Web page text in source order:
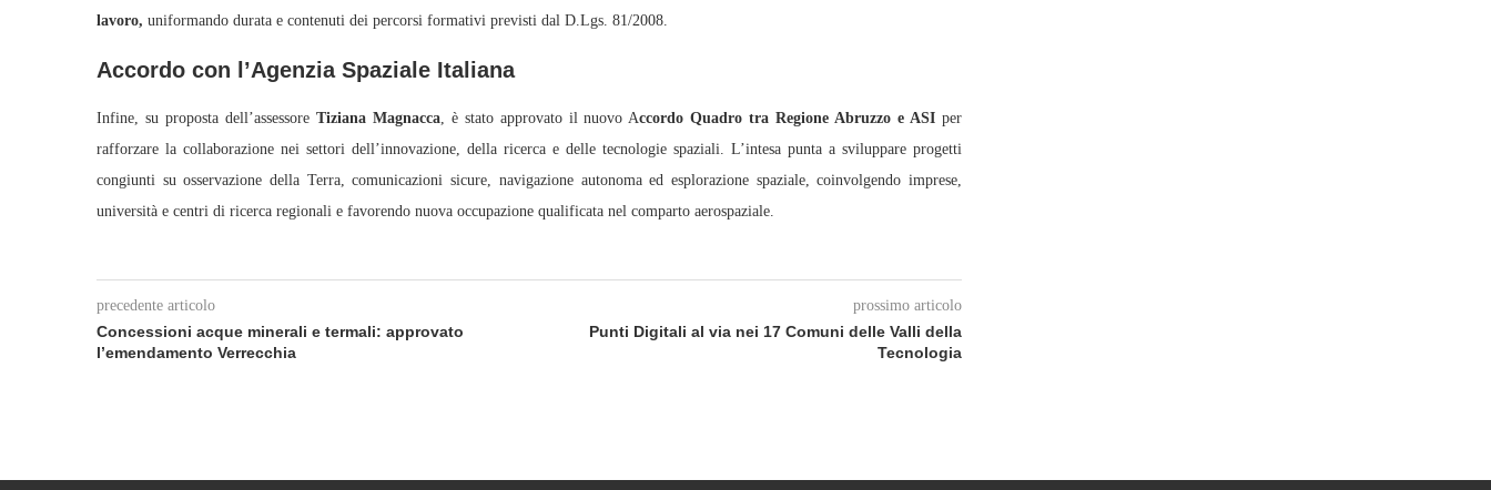
lavoro, uniformando durata e contenuti dei percorsi formativi previsti dal D.Lgs. 81/2008.
Accordo con l’Agenzia Spaziale Italiana
Infine, su proposta dell’assessoreTiziana Magnacca, è stato approvato il nuovo Accordo Quadro tra Regione Abruzzo e ASI per
rafforzare la collaborazione nei settori dell’innovazione, della ricerca e delle tecnologie spaziali. L’intesa punta a sviluppare progetti
congiunti su osservazione della Terra, comunicazioni sicure, navigazione autonoma ed esplorazione spaziale, coinvolgendo imprese,
università e centri di ricerca regionali e favorendo nuova occupazione qualificata nel comparto aerospaziale.
precedente articolo
Concessioni acque minerali e termali: approvato
l’emendamento Verrecchia
prossimo articolo
Punti Digitali al via nei 17 Comuni delle Valli della
Tecnologia